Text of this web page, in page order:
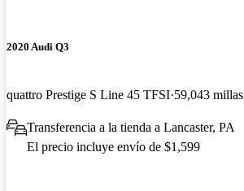
2020 Audi Q3
quattro Prestige S Line 45 TFSI 59,043 millas
Transferencia a la tienda a Lancaster, PA
El precio incluye envío de $1,599